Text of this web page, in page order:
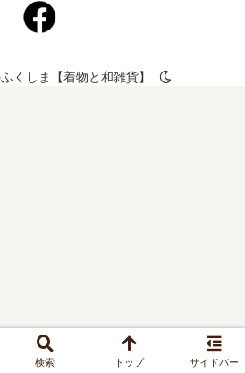
くしま【着物と和雑貨】.
検索 トップ サイドバー